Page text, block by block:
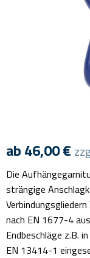
ab46,00€
Die
strängige
nach EN 1677-4
Endbeschläge z.B.
EN 13414-1